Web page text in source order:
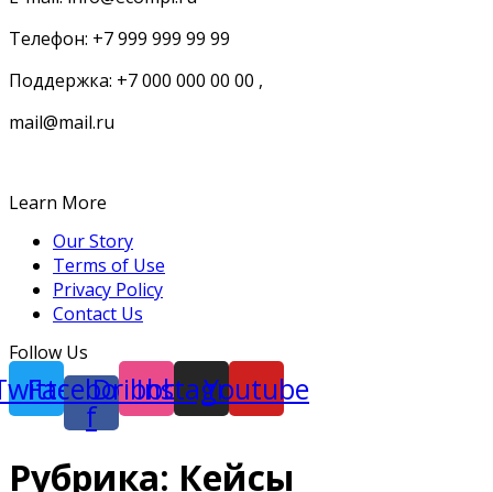
Телефон: +7 999 999 99 99
Поддержка: +7 000 000 00 00 ,
mail@mail.ru
Learn More
Our Story
Terms of Use
Privacy Policy
Contact Us
Follow Us
Facebook-
f
Dribbble
Instagram
Youtube
Рубрика: Кейсы